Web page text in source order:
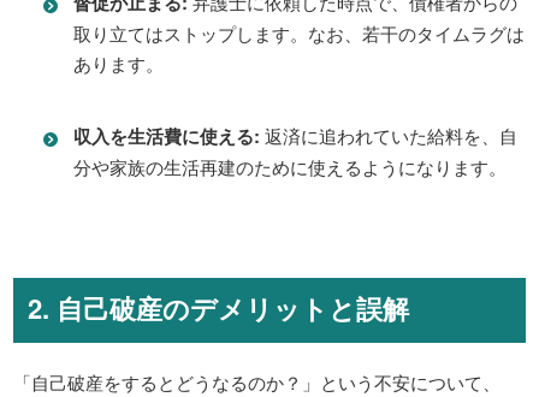
取り立てはストップします。なお、若干のタイムラグは
あります。
収入を生活費に使える: 返済に追われていた給料を、自
分や家族の生活再建のために使えるようになります。
2. 自己破産のデメリットと誤解
「自己破産をするとどうなるのか？」という不安について、